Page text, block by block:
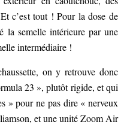
c’est tout ! Pour la dose de
la semelle intérieure par une
intermédiaire !
on y retrouve donc
23 », plutôt rigide, et qui
» pour ne pas dire « nerveux
et une unité Zoom Air